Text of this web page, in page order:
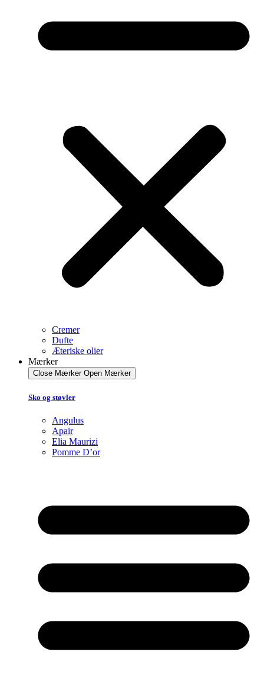
Cremer
Dufte
Æteriske olier
Mærker
Close Mærker Open Mærker
Sko og støvler
Angulus
Apair
Elia Maurizi
Pomme D’or